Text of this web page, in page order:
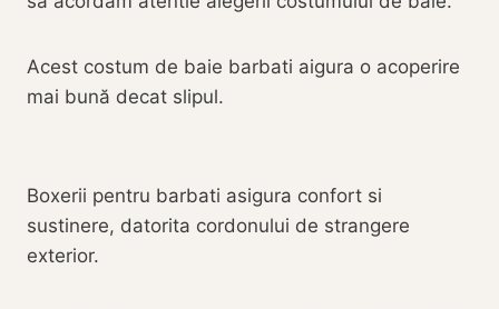
Acest costum de baie barbati aigura o acoperire
mai bună decat slipul.
Boxerii pentru barbati asigura confort si
sustinere, datorita cordonului de strangere
exterior.